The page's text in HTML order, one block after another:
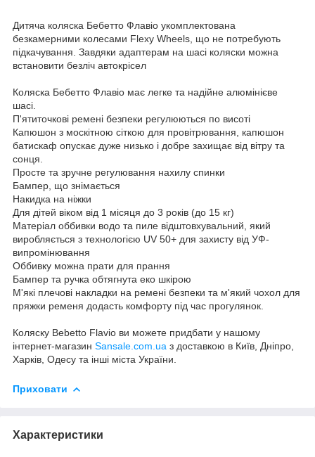
Дитяча коляска Бебетто Флавіо укомплектована
безкамерними колесами Flexy Wheels, що не потребують
підкачування. Завдяки адаптерам на шасі коляски можна
встановити безліч автокрісел
Коляска Бебетто Флавіо має легке та надійне алюмінієве
шасі.
П'ятиточкові ремені безпеки регулюються по висоті
Капюшон з москітною сіткою для провітрювання, капюшон
батискаф опускає дуже низько і добре захищає від вітру та
сонця.
Просте та зручне регулювання нахилу спинки
Бампер, що знімається
Накидка на ніжки
Для дітей віком від 1 місяця до 3 років (до 15 кг)
Матеріал оббивки водо та пиле відштовхувальний, який
виробляється з технологією UV 50+ для захисту від УФ-
випромінювання
Оббивку можна прати для прання
Бампер та ручка обтягнута еко шкірою
М'які плечові накладки на ремені безпеки та м'який чохол для
пряжки ременя додасть комфорту під час прогулянок.
Коляску Bebetto Flavio ви можете придбати у нашому
інтернет-магазин Sansale.com.ua з доставкою в Київ, Дніпро,
Харків, Одесу та інші міста України.
Приховати
Характеристики